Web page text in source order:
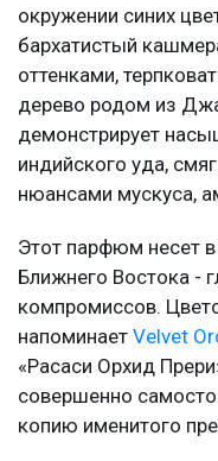
окружении синих
бархатистый
оттенками,
дерево родом из
демонстрирует
индийского уда,
нюансами мускуса,
Этот парфюм несет
Ближнего Востока -
компромиссов.
напоминает Velvet
«Расаси Орхид
совершенно
копию именитого